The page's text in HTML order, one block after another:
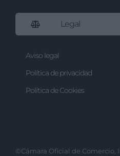
Legal
Aviso legal
Política de privacidad
Política de Cookies
©Cámara Oficial de Comercio,